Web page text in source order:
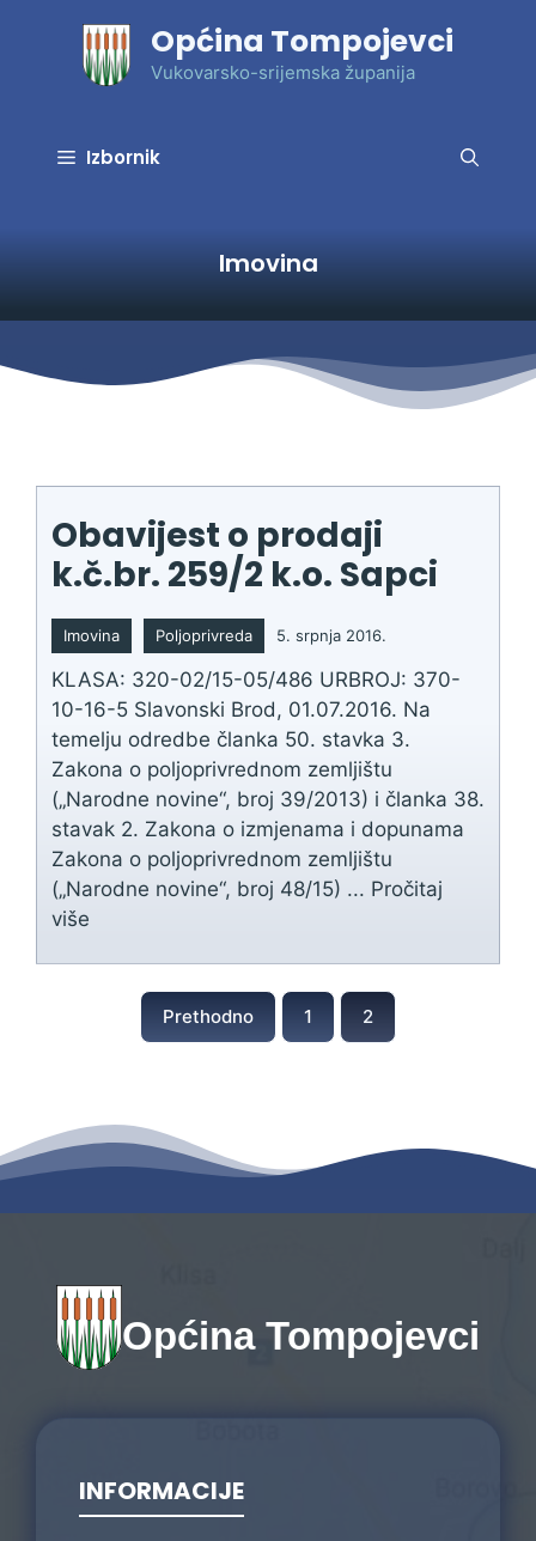
Općina Tompojevci
Vukovarsko-srijemska županija
Izbornik
Imovina
Obavijest o prodaji
k.č.br. 259/2 k.o. Sapci
Imovina Poljoprivreda 5. srpnja 2016.
KLASA: 320-02/15-05/486 URBROJ: 370-
10-16-5 Slavonski Brod, 01.07.2016. Na
temelju odredbe članka 50. stavka 3.
Zakona o poljoprivrednom zemljištu
(„Narodne novine“, broj 39/2013) i članka 38.
stavak 2. Zakona o izmjenama i dopunama
Zakona o poljoprivrednom zemljištu
(„Narodne novine“, broj 48/15) ... Pročitaj
više
Prethodno 1 2
Općina Tompojevci
INFORMACIJE